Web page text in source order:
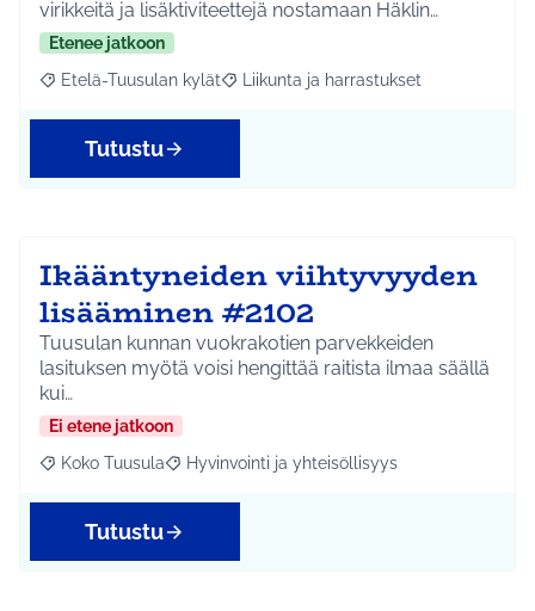
virikkeitä ja lisäktiviteettejä nostamaan Häklin…
Etenee jatkoon
Rajaa tulokset aihepiirin mukaan: Etelä-Tuusulan kylät
Etelä-Tuusulan kylät Rajaa tulokset teeman mukaan:
Liikunta ja harrastukset
Tutustu
Ikääntyneiden viihtyvyyden
lisääminen #2102
Tuusulan kunnan vuokrakotien parvekkeiden
lasituksen myötä voisi hengittää raitista ilmaa säällä
kui…
Ei etene jatkoon
Rajaa tulokset aihepiirin mukaan: Koko Tuusula
Koko Tuusula Rajaa tulokset teeman mukaan: Hyvinvointi ja
Hyvinvointi ja yhteisöllisyys
Tutustu